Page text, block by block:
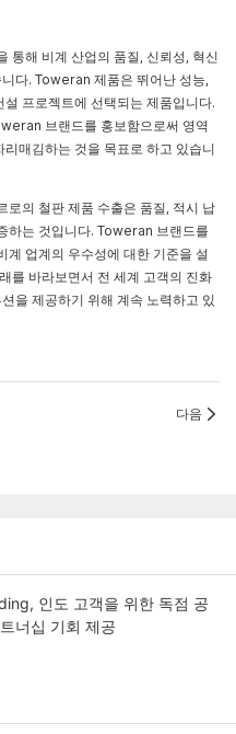
해 비계 산업의 품질, 신뢰성, 혁신
다. Toweran 제품은 뛰어난 성능,
프로젝트에 선택되는 제품입니다.
브랜드를 홍보함으로써 영역
매김하는 것을 목표로 하고 있습니
의 철판 제품 수출은 품질, 적시 납
하는 것입니다. Toweran 브랜드를
업계의 우수성에 대한 기준을 설
를 바라보면서 전 세계 고객의 진화
을 제공하기 위해 계속 노력하고 있
다음
인도 고객을 위한 독점 공
너십 기회 제공